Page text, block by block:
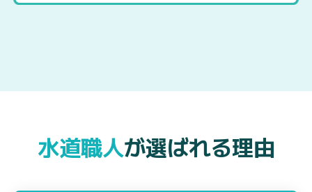
水道職人が選ばれる理由